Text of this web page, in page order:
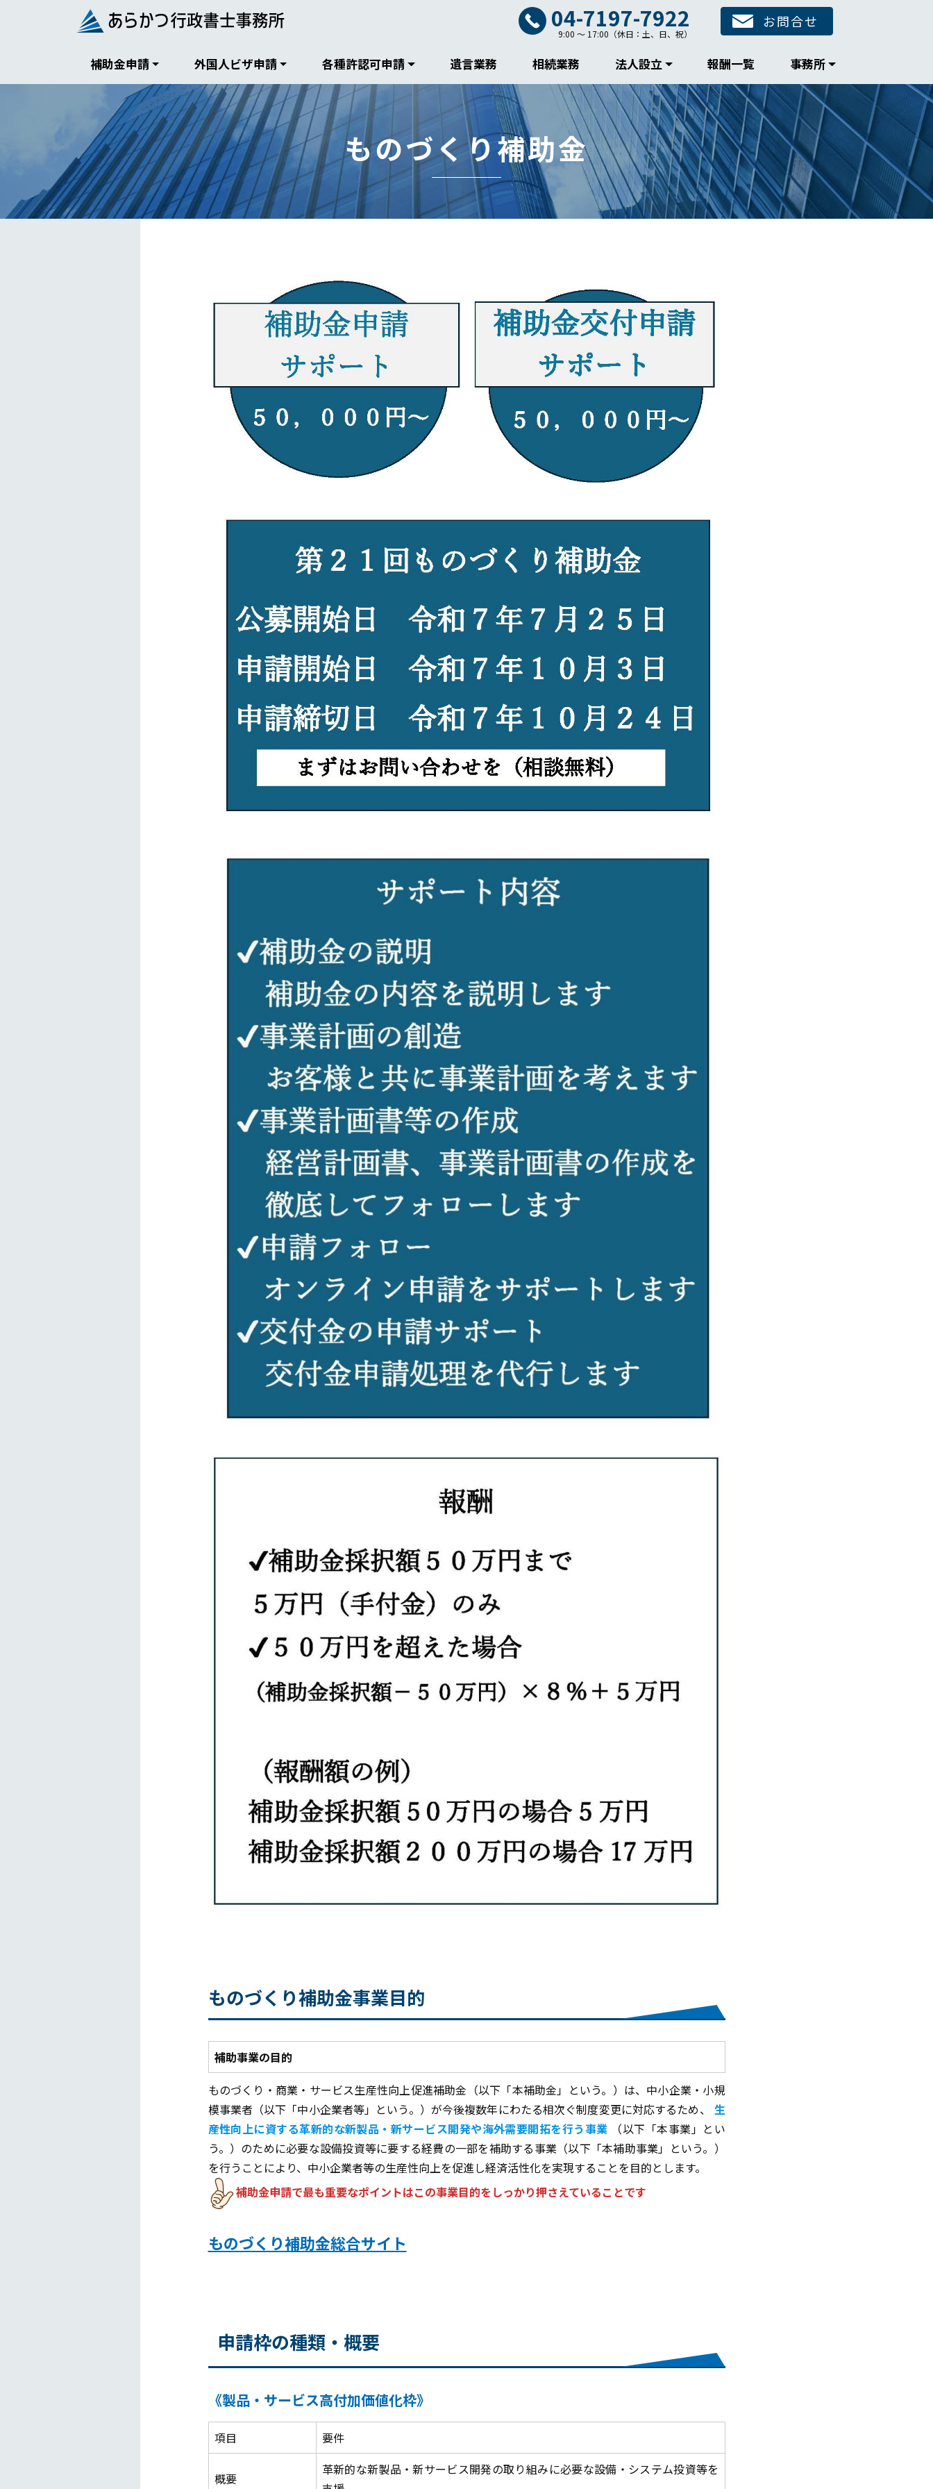
04-7197-7922
9:00 ～ 17:00（休日：土、日、祝）
お問合せ
補助金申請 外国人ビザ申請 各種許認可申請 遺言業務 相続業務 法人設立 報酬一覧 事務所
ものづくり補助金
ものづくり補助金事業目的
補助事業の目的
ものづくり・商業・サービス生産性向上促進補助金（以下「本補助金」という。）は、中小企業・小規
模事業者（以下「中小企業者等」という。）が今後複数年にわたる相次ぐ制度変更に対応するため、
生
産性向上に資する革新的な新製品・新サービス開発や海外需要開拓を行う事業
（以下「本事業」とい
う。）のために必要な設備投資等に要する経費の一部を補助する事業（以下「本補助事業」という。）
を行うことにより、中小企業者等の生産性向上を促進し経済活性化を実現することを目的とします。
補助金申請で最も重要なポイントはこの事業目的をしっかり押さえていることです
ものづくり補助金総合サイト
申請枠の種類・概要
《製品・サービス高付加価値化枠》
項目 要件
概要
革新的な新製品・新サービス開発の取り組みに必要な設備・システム投資等を